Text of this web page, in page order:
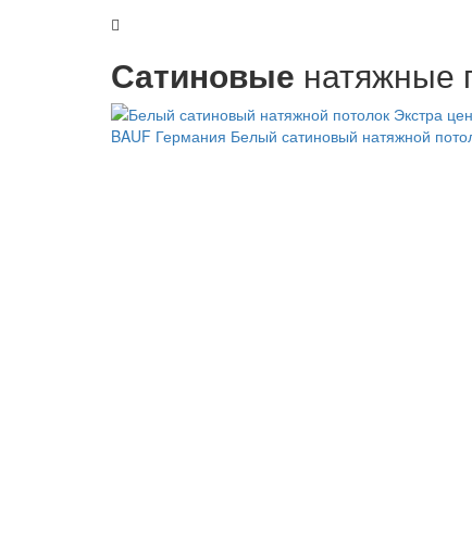
Сатиновые натяжные
BAUF Германия Белый сатиновый натяжной